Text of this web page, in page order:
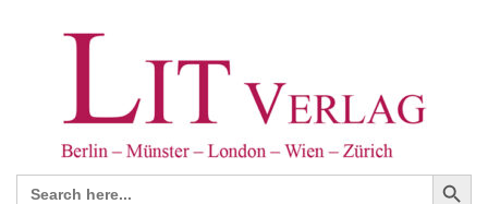
Search
for:
Search Button